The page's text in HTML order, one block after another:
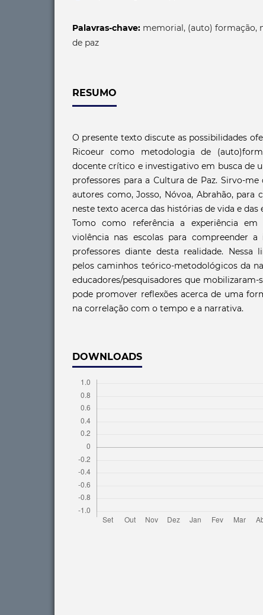
Palavras-chave: memorial, (auto) formação,
de paz
RESUMO
O presente texto discute as possibilidades
Ricoeur como metodologia de
docente crítico e investigativo em busca de
professores para a Cultura de Paz. Sirvo-
autores como, Josso, Nóvoa, Abrahão, para
neste texto acerca das histórias de vida e das
Tomo como referência a experiência
violência nas escolas para compreender
professores diante desta realidade.
pelos caminhos teórico-metodológicos da
educadores/pesquisadores que mobilizaram-
pode promover reflexões acerca de uma
na correlação com o tempo e a narrativa.
DOWNLOADS